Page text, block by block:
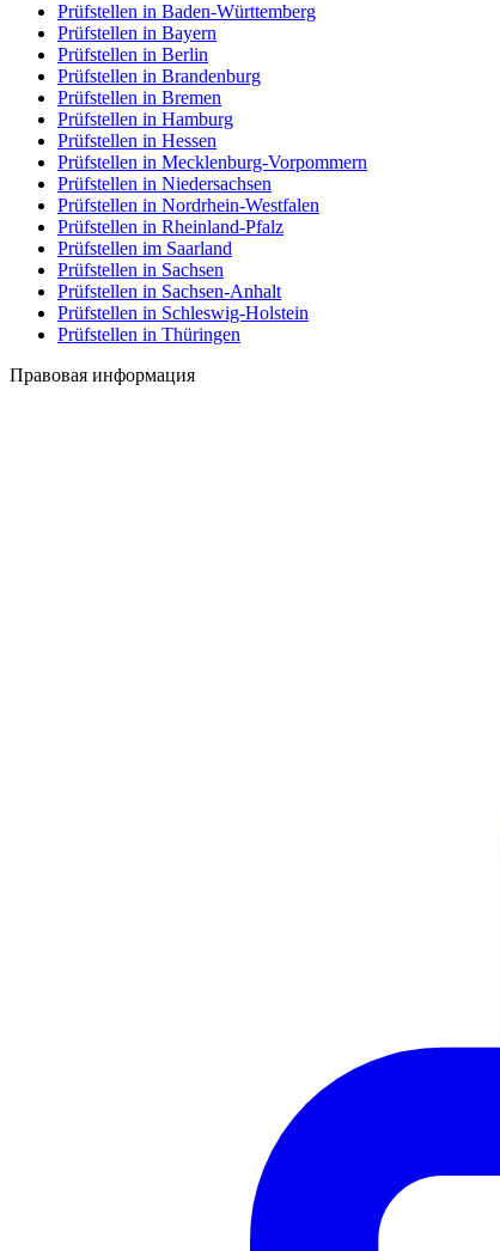
Prüfstellen in Baden-Württemberg
Prüfstellen in Bayern
Prüfstellen in Berlin
Prüfstellen in Brandenburg
Prüfstellen in Bremen
Prüfstellen in Hamburg
Prüfstellen in Hessen
Prüfstellen in Mecklenburg-Vorpommern
Prüfstellen in Niedersachsen
Prüfstellen in Nordrhein-Westfalen
Prüfstellen in Rheinland-Pfalz
Prüfstellen im Saarland
Prüfstellen in Sachsen
Prüfstellen in Sachsen-Anhalt
Prüfstellen in Schleswig-Holstein
Prüfstellen in Thüringen
Правовая информация